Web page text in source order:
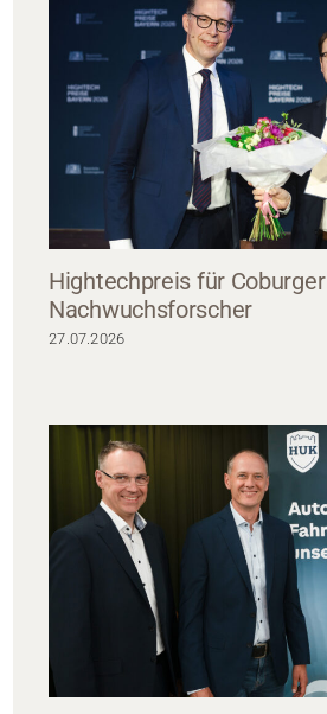
Hightechpreis für Coburger
Nachwuchsforscher
27.07.2026